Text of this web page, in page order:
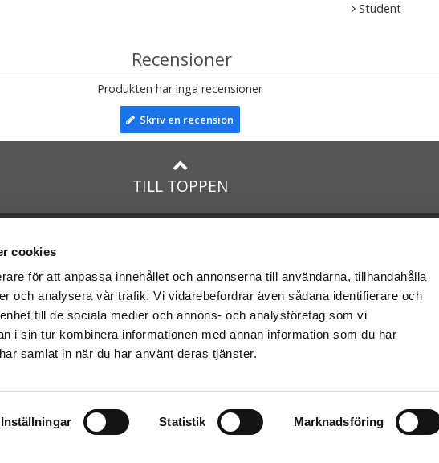
cookies
för att anpassa innehållet och annonserna till användarna, tillhandahålla
och analysera vår trafik. Vi vidarebefordrar även sådana identifierare och
till de sociala medier och annons- och analysföretag som vi
i sin tur kombinera informationen med annan information som du har
samlat in när du har använt deras tjänster.
Inställningar Statistik Marknadsföring
Student
Recensioner
Produkten har inga recensioner
Skriv en recension
TILL TOPPEN
med Posten och
E-